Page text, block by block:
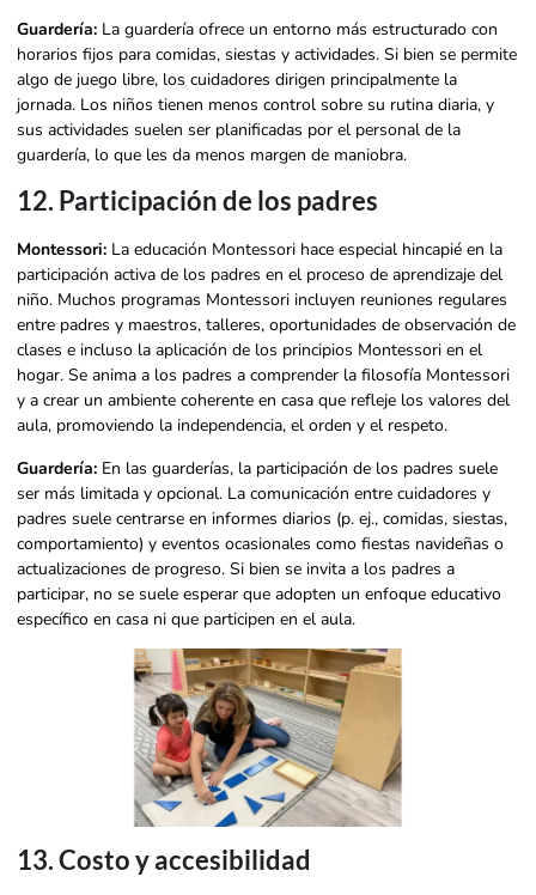
Guardería: La guardería ofrece un entorno más estructurado con
horarios fijos para comidas, siestas y actividades. Si bien se permite
algo de juego libre, los cuidadores dirigen principalmente la
jornada. Los niños tienen menos control sobre su rutina diaria, y
sus actividades suelen ser planificadas por el personal de la
guardería, lo que les da menos margen de maniobra.
12. Participación de los padres
Montessori: La educación Montessori hace especial hincapié en la
participación activa de los padres en el proceso de aprendizaje del
niño. Muchos programas Montessori incluyen reuniones regulares
entre padres y maestros, talleres, oportunidades de observación de
clases e incluso la aplicación de los principios Montessori en el
hogar. Se anima a los padres a comprender la filosofía Montessori
y a crear un ambiente coherente en casa que refleje los valores del
aula, promoviendo la independencia, el orden y el respeto.
Guardería: En las guarderías, la participación de los padres suele
ser más limitada y opcional. La comunicación entre cuidadores y
padres suele centrarse en informes diarios (p. ej., comidas, siestas,
comportamiento) y eventos ocasionales como fiestas navideñas o
actualizaciones de progreso. Si bien se invita a los padres a
participar, no se suele esperar que adopten un enfoque educativo
específico en casa ni que participen en el aula.
13. Costo y accesibilidad